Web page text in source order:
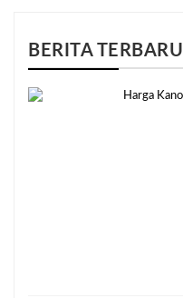
BERITA TERBARU